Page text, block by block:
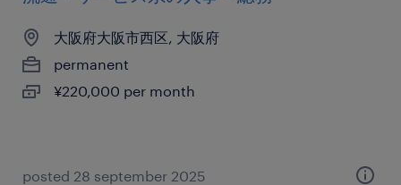
大阪府大阪市西区, 大阪府
permanent
¥220,000 per month
posted 28 september 2025